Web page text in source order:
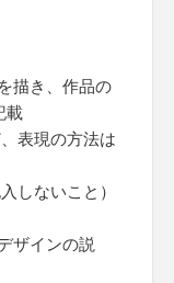
描き、作品の
載
表現の方法は
しないこと）
ザインの説